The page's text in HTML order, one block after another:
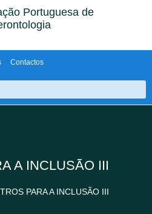
Portuguesa de
Contactos
A INCLUSÃO III
PARA A INCLUSÃO III